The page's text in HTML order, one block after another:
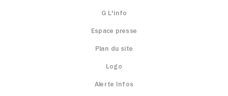
G L'info
Espace presse
Plan du site
Logo
Alerte Infos